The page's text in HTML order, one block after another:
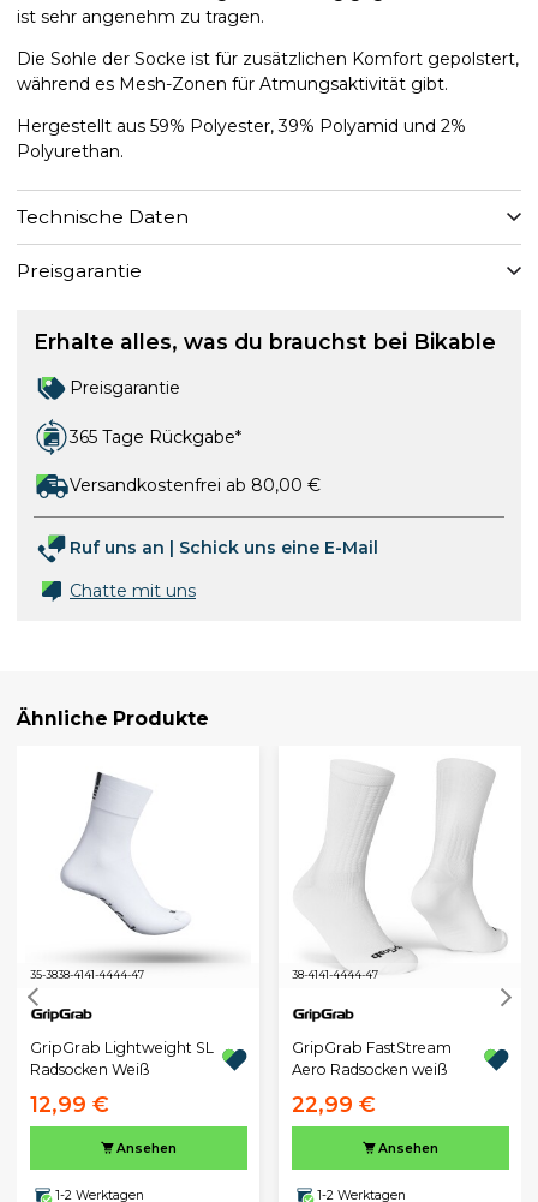
ist sehr angenehm zu tragen.
Die Sohle der Socke ist für zusätzlichen Komfort gepolstert,
während es Mesh-Zonen für Atmungsaktivität gibt.
Hergestellt aus 59% Polyester, 39% Polyamid und 2%
Polyurethan.
Technische Daten
Preisgarantie
Erhalte alles, was du brauchst bei Bikable
Preisgarantie
365 Tage Rückgabe*
Versandkostenfrei ab 80,00 €
Ruf uns an | Schick uns eine E-Mail
Chatte mit uns
Ähnliche Produkte
35-3838-4141-4444-47
GripGrab Lightweight SL
Radsocken Weiß
12,99 €
Ansehen
1-2 Werktagen
38-4141-4444-47
GripGrab FastStream
Aero Radsocken weiß
22,99 €
Ansehen
1-2 Werktagen